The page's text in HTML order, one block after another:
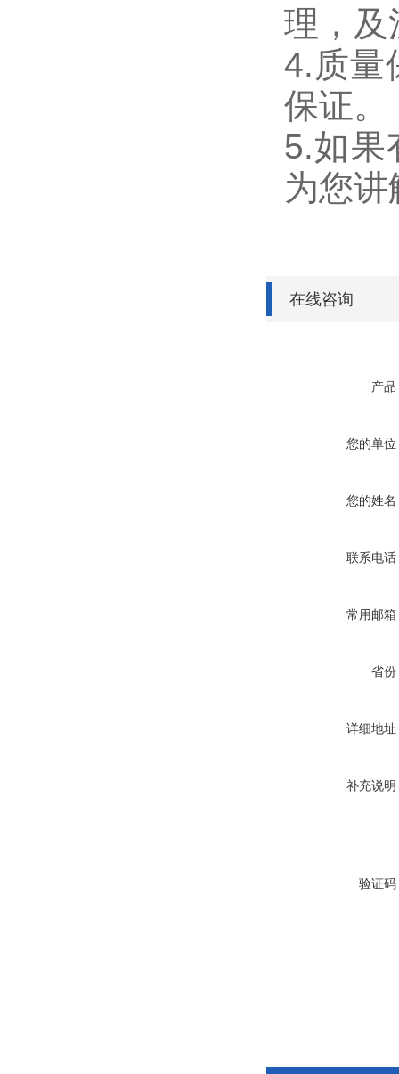
理，及
4.质量
保证。
5.如果
为您
在线咨询
产品
您的单位
您的姓名
联系电话
常用邮箱
省份
详细地址
补充说明
验证码